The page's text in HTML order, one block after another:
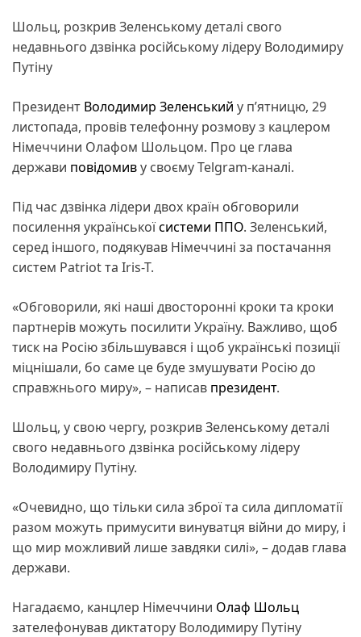
Шольц, розкрив Зеленському деталі свого
недавнього дзвінка російському лідеру Володимиру
Путіну
Президент Володимир Зеленський у п’ятницю, 29
листопада, провів телефонну розмову з кацлером
Німеччини Олафом Шольцом. Про це глава
держави повідомиву своєму Telgram-каналі.
Під час дзвінка лідери двох країн обговорили
посилення українськоїсистеми ППО. Зеленський,
серед іншого, подякував Німеччині за постачання
систем Patriot та Iris-T.
«Обговорили, які наші двосторонні кроки та кроки
партнерів можуть посилити Україну. Важливо, щоб
тиск на Росію збільшувався і щоб українські позиції
міцнішали, бо саме це буде змушувати Росію до
справжнього миру», – написав президент.
Шольц, у свою чергу, розкрив Зеленському деталі
свого недавнього дзвінка російському лідеру
Володимиру Путіну.
«Очевидно, що тільки сила зброї та сила дипломатії
разом можуть примусити винуватця війни до миру, і
що мир можливий лише завдяки силі», – додав глава
держави.
Нагадаємо, канцлер Німеччини Олаф Шольц
зателефонував диктатору Володимиру Путіну